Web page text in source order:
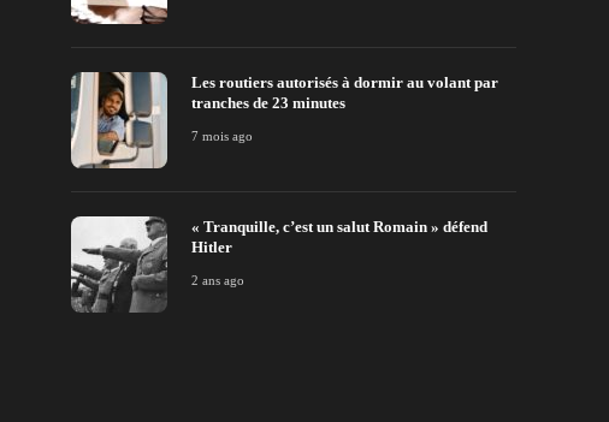
Les routiers autorisés à dormir au volant par
tranches de 23 minutes
7 mois ago
« Tranquille, c’est un salut Romain » défend
Hitler
2 ans ago